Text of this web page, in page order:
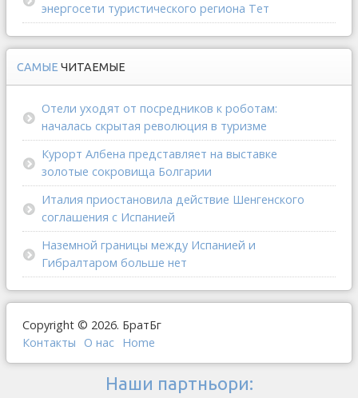
энергосети туристического региона Тет
САМЫЕ ЧИТАЕМЫЕ
Отели уходят от посредников к роботам:
началась скрытая революция в туризме
Курорт Албена представляет на выставке
золотые сокровища Болгарии
Италия приостановила действие Шенгенского
соглашения с Испанией
Наземной границы между Испанией и
Гибралтаром больше нет
Copyright © 2026. БратБг
Контакты
О наc Home
Наши партньори: